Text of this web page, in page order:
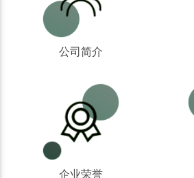
公司简介
企业荣誉